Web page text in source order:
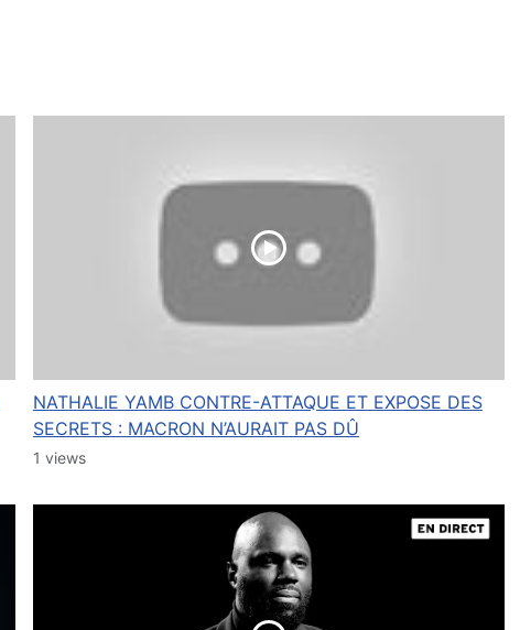
NATHALIE YAMB CONTRE-ATTAQUE ET EXPOSE DES
SECRETS : MACRON N’AURAIT PAS DÛ
1 views